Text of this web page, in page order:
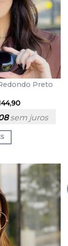
Preto
sem juros